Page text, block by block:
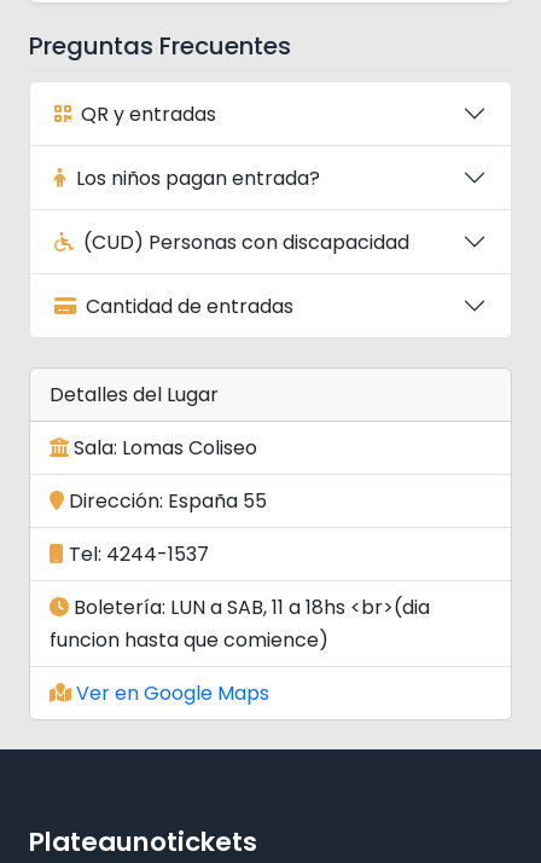
Preguntas Frecuentes
QR y entradas
Los niños pagan entrada?
(CUD) Personas con discapacidad
Cantidad de entradas
Detalles del Lugar
Sala: Lomas Coliseo
Dirección: España 55
Tel: 4244-1537
Boletería: LUN a SAB, 11 a 18hs <br>(dia
funcion hasta que comience)
Ver en Google Maps
Plateaunotickets